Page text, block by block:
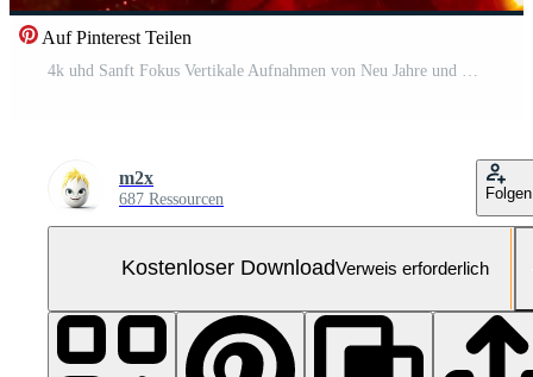
Auf Pinterest Teilen
m2x
687 Ressourcen Folgen
Kostenloser DownloadVerweis erforderlich